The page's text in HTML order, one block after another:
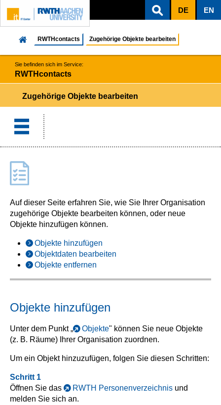
ZUM INHALTSBEREICH
ZUR HAUPTNAVIGATION
ZUR SUCHE
DE EN
RWTHcontacts Zugehörige Objekte bearbeiten
Sie befinden sich im Service:
RWTHcontacts
Zugehörige Objekte bearbeiten
Auf dieser Seite erfahren Sie, wie Sie Ihrer Organisation
zugehörige Objekte bearbeiten können, oder neue
Objekte hinzufügen können.
Objekte hinzufügen
Objektdaten bearbeiten
Objekte entfernen
Objekte hinzufügen
Unter dem Punkt „ Objekte" können Sie neue Objekte
(z. B. Räume) Ihrer Organisation zuordnen.
Um ein Objekt hinzuzufügen, folgen Sie diesen Schritten:
Schritt 1
Öffnen Sie das
RWTH Personenverzeichnis und
melden Sie sich an.